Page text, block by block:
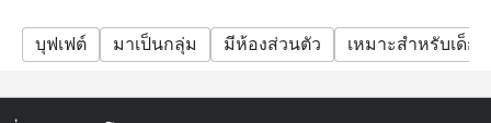
แจ้งให้ทราบล่วงหน้าในวันหยุดนักขัตฤกษ์ กิจกรรมพิเศษ
* กรุณามาตรงต่อเวลาเพื่อยืนยันการจองรับส่วนลดและที่
บุฟเฟต์ มาเป็นกลุ่ม มีห้องส่วนตัว เหมาะสำหรับเด็ก